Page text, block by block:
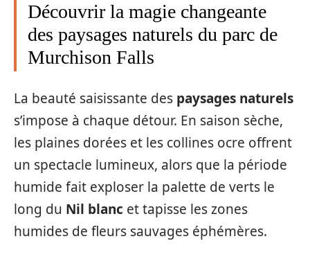
Découvrir la magie changeante
des paysages naturels du parc de
Murchison Falls
La beauté saisissante des paysages naturels
s’impose à chaque détour. En saison sèche,
les plaines dorées et les collines ocre offrent
un spectacle lumineux, alors que la période
humide fait exploser la palette de verts le
long du Nil blanc et tapisse les zones
humides de fleurs sauvages éphémères.